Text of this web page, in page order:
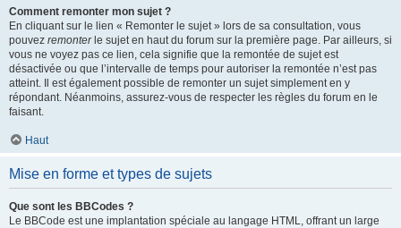
Comment remonter mon sujet ?
En cliquant sur le lien « Remonter le sujet » lors de sa consultation, vous
pouvez remonterle sujet en haut du forum sur la première page. Par ailleurs, si
vous ne voyez pas ce lien, cela signifie que la remontée de sujet est
désactivée ou que l’intervalle de temps pour autoriser la remontée n’est pas
atteint. Il est également possible de remonter un sujet simplement en y
répondant. Néanmoins, assurez-vous de respecter les règles du forum en le
faisant.
Haut
Mise en forme et types de sujets
Que sont les BBCodes ?
Le BBCode est une implantation spéciale au langage HTML, offrant un large